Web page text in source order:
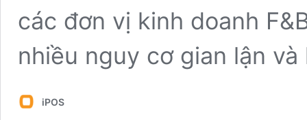
các đơn vị kinh doanh
nhiều nguy cơ gian lận
iPOS